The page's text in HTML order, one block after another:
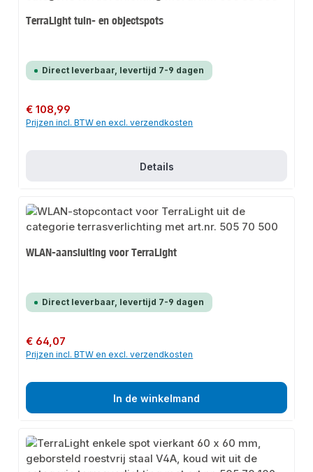
TerraLight tuin- en objectspots
Direct leverbaar, levertijd 7-9 dagen
Normale prijs:
€ 108,99
Prijzen incl. BTW en excl. verzendkosten
Details
WLAN-aansluiting voor TerraLight
Direct leverbaar, levertijd 7-9 dagen
Normale prijs:
€ 64,07
Prijzen incl. BTW en excl. verzendkosten
In de winkelmand